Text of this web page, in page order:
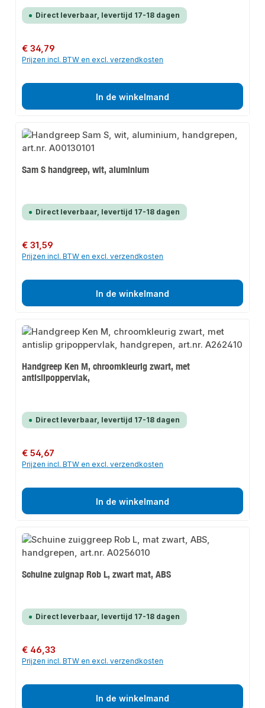
Direct leverbaar, levertijd 17-18 dagen
Normale prijs:
€ 34,79
Prijzen incl. BTW en excl. verzendkosten
In de winkelmand
Sam S handgreep, wit, aluminium
Direct leverbaar, levertijd 17-18 dagen
Normale prijs:
€ 31,59
Prijzen incl. BTW en excl. verzendkosten
In de winkelmand
Handgreep Ken M, chroomkleurig zwart, met
antislipoppervlak,
Direct leverbaar, levertijd 17-18 dagen
Normale prijs:
€ 54,67
Prijzen incl. BTW en excl. verzendkosten
In de winkelmand
Schuine zuignap Rob L, zwart mat, ABS
Direct leverbaar, levertijd 17-18 dagen
Normale prijs:
€ 46,33
Prijzen incl. BTW en excl. verzendkosten
In de winkelmand